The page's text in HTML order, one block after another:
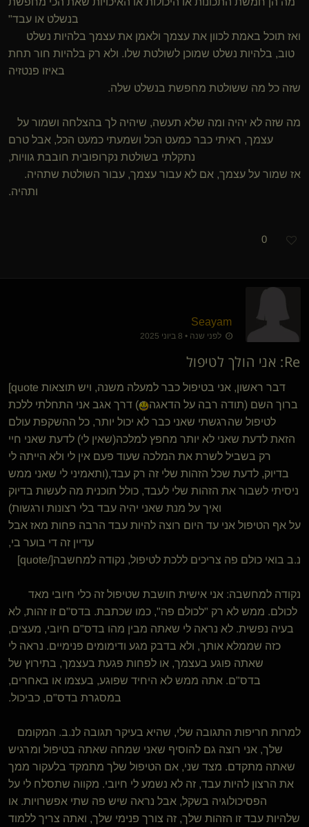
בנשלט או עבד"
ואז תוכל באמת לכוון את עצמך ולאמן את עצמך בלהיות נשלט
טוב, בלהיות נשלט שמוכן לשולטת שלו. ולא רק בלהיות חור תחת
באיזו פנטזיה
שזה כל מה ששולטת מחפשת בנשלט שלה.
מה שזה לא יהיה ומה שלא תעשה, שיהיה לך בהצלחה ושמור על
עצמך, ראיתי כבר כמעט הכל ושמעתי כמעט הכל, אבל טרם
נתקלתי בשולטת נקרופובית חובבת גוויות,
אז שמור על עצמך, אם לא עבור עצמך, עבור השולטת שתהיה.
ותהיה.
0
Seayam
לפני שנה • 8 ביוני 2025
Re: אני הולך לטיפול
[quote דבר ראשון, אני בטיפול כבר למעלה משנה, ויש תוצאות
ברוך השם (תודה רבה על הדאגה
) דרך אגב אני התחלתי ללכת
לטיפול שהרגשתי שאני כבר לא יכול יותר, כל ההשקפת עולם
הזאת לדעת שאני לא יותר מחפץ למלכה(שאין לי) לדעת שאני חיי
רק בשביל לשרת את המלכה שעוד פעם אין לי ולא הייתה לי
בדיוק, לדעת שכל הזהות שלי זה רק עבד,(ותאמיני לי שאני ממש
ניסיתי לשבור את הזהות שלי לעבד, כולל תוכנית מה לעשות בדיוק
ואיך על מנת שאני יהיה עבד בלי רצונות ורגשות)
על אף הטיפול אני עד היום רוצה להיות עבד הרבה פחות מאז אבל
עדיין זה די בוער בי,
נ.ב בואי כולם פה צריכים ללכת לטיפול, נקודה למחשבה[/quote]
נקודה למחשבה: אני אישית חושבת שטיפול זה כלי חיובי מאד
לכולם. ממש לא רק "לכולם פה", כמו שכתבת. בדס"ם זו זהות, לא
בעיה נפשית. לא נראה לי שאתה מבין מהו בדס"ם חיובי, מעצים,
כזה שממלא אותך, ולא בדבק מגע ודימומים פנימיים. נראה לי
שאתה פוגע בעצמך, או לפחות פגעת בעצמך, בתירוץ של
בדס"ם. אתה ממש לא היחיד שפוגע, בעצמו או באחרים,
במסגרת בדס"ם, כביכול.
למרות חריפות התגובה שלי, שהיא בעיקר תגובה לנ.ב. המקומם
שלך, אני רוצה גם להוסיף שאני שמחה שאתה בטיפול ומרגיש
שאתה מתקדם. מצד שני, אם הטיפול שלך מתמקד בלעקור ממך
את הרצון להיות עבד, זה לא נשמע לי חיובי. מקווה שתסלח לי על
הפסיכולוגיה בשקל, אבל נראה שיש פה שתי אפשרויות. או
שלהיות עבד זו הזהות שלך, זה צורך פנימי שלך, ואתה צריך ללמוד